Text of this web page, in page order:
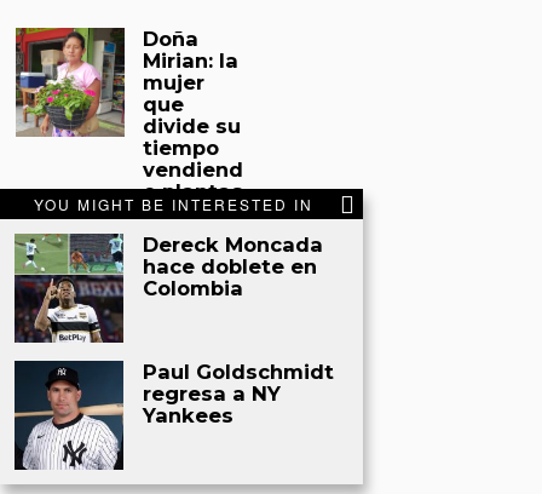
YOU MIGHT BE INTERESTED IN
Dereck Moncada
hace doblete en
Colombia
Paul Goldschmidt
regresa a NY
Yankees
Doña
Mirian: la
mujer
que
divide su
tiempo
vendiend
o plantas
y
sacando
miel de
abejas
en Tocoa
improvisado
en el
mercado